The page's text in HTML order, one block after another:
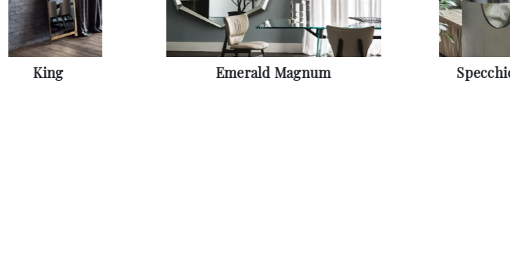
King Emerald Magnum